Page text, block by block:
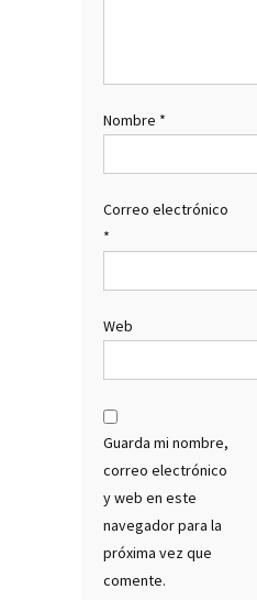
Nombre *
Correo electrónico
*
Web
Guarda mi nombre,
correo electrónico
y web en este
navegador para la
próxima vez que
comente.